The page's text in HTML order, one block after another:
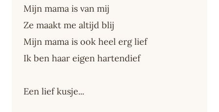
Mijn mama is van mij
Ze maakt me altijd blij
Mijn mama is ook heel erg lief
Ik ben haar eigen hartendief
Een lief kusje...